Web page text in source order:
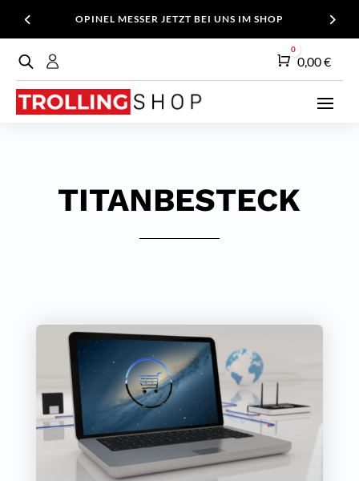
OPINEL MESSER JETZT BEI UNS IM SHOP
Warenkorb
0
0,00€
TITANBESTECK